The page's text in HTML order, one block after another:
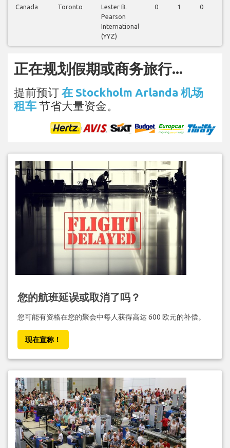
Canada Toronto
Lester B.
Pearson
International
(YYZ)
0 1 0
正在规划假期或商务旅行...
提前预订 在 Stockholm Arlanda 机场
租车 节省大量资金。
您的航班延误或取消了吗？
您可能有资格在您的聚会中每人获得高达 600 欧元的补偿。
现在宣称！